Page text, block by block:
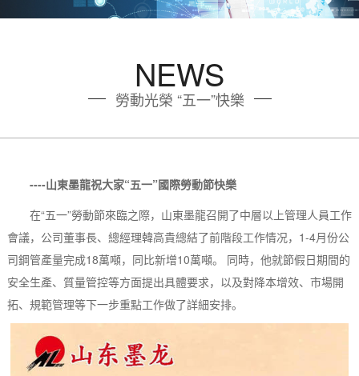
NEWS
勞動光榮 “五一”快樂
----山東墨龍祝大家“五一”國際勞動節快樂
在“五一”勞動節來臨之際，山東墨龍召開了中層以上管理人員工作
會議，公司董事長、總經理韓高貴總結了前階段工作情况，1-4月份公
司鋼管產量完成18萬噸，同比新增10萬噸。 同時，他就節假日期間的
安全生產、質量管控等方面提出具體要求，以及對降本增效、市場開
拓、規範管理等下一步重點工作做了詳細安排。